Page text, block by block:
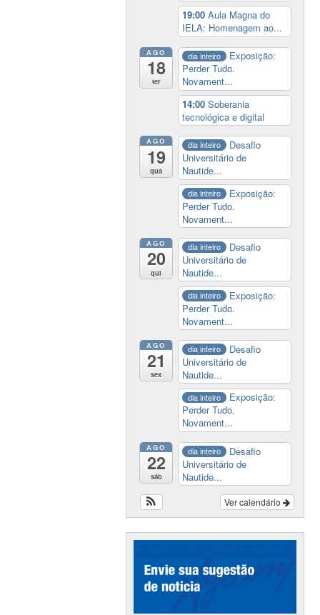
19:00Aula Magna do
IELA: Homenagem ao...
AGO
18
ter
dia inteiro
Exposição:
Perder Tudo.
Novament...
14:00Soberania
tecnológica e digital
AGO
19
qua
dia inteiro
Desafio
Universitário de
Nautide...
dia inteiro
Exposição:
Perder Tudo.
Novament...
AGO
20
qui
dia inteiro
Desafio
Universitário de
Nautide...
dia inteiro
Exposição:
Perder Tudo.
Novament...
AGO
21
sex
dia inteiro
Desafio
Universitário de
Nautide...
dia inteiro
Exposição:
Perder Tudo.
Novament...
AGO
22
sáb
dia inteiro
Desafio
Universitário de
Nautide...
Ver calendário